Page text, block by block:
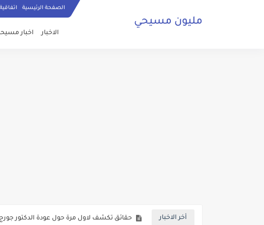
الصفحة الرئيسية
مليون مسيحي
الاخبار اخبار
أخر الاخبار صلاة مسيحية رائعة من اجل السلام الامان في